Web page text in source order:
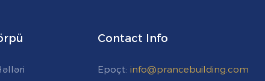
Contact Info
Epoçt:info@prancebuilding.com